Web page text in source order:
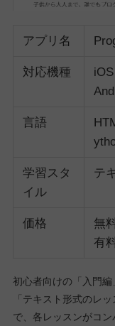
アプリ名
対応機種
言語
学習スタ
イル
テ
価格
無
有
初心者向けの「入門編
「テキスト形式のレ
で、各レッスンがコン